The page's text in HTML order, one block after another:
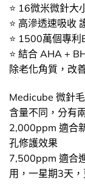
⭐ 16微米微針大
⭐ 高滲透速吸收
⭐ 1500萬個專
⭐ 結合 AHA +
除老化角質，改
Medicube 微針
含量不同，分有
2,000ppm 適合
孔修護效果
7,500ppm 適合
用，一星期3天